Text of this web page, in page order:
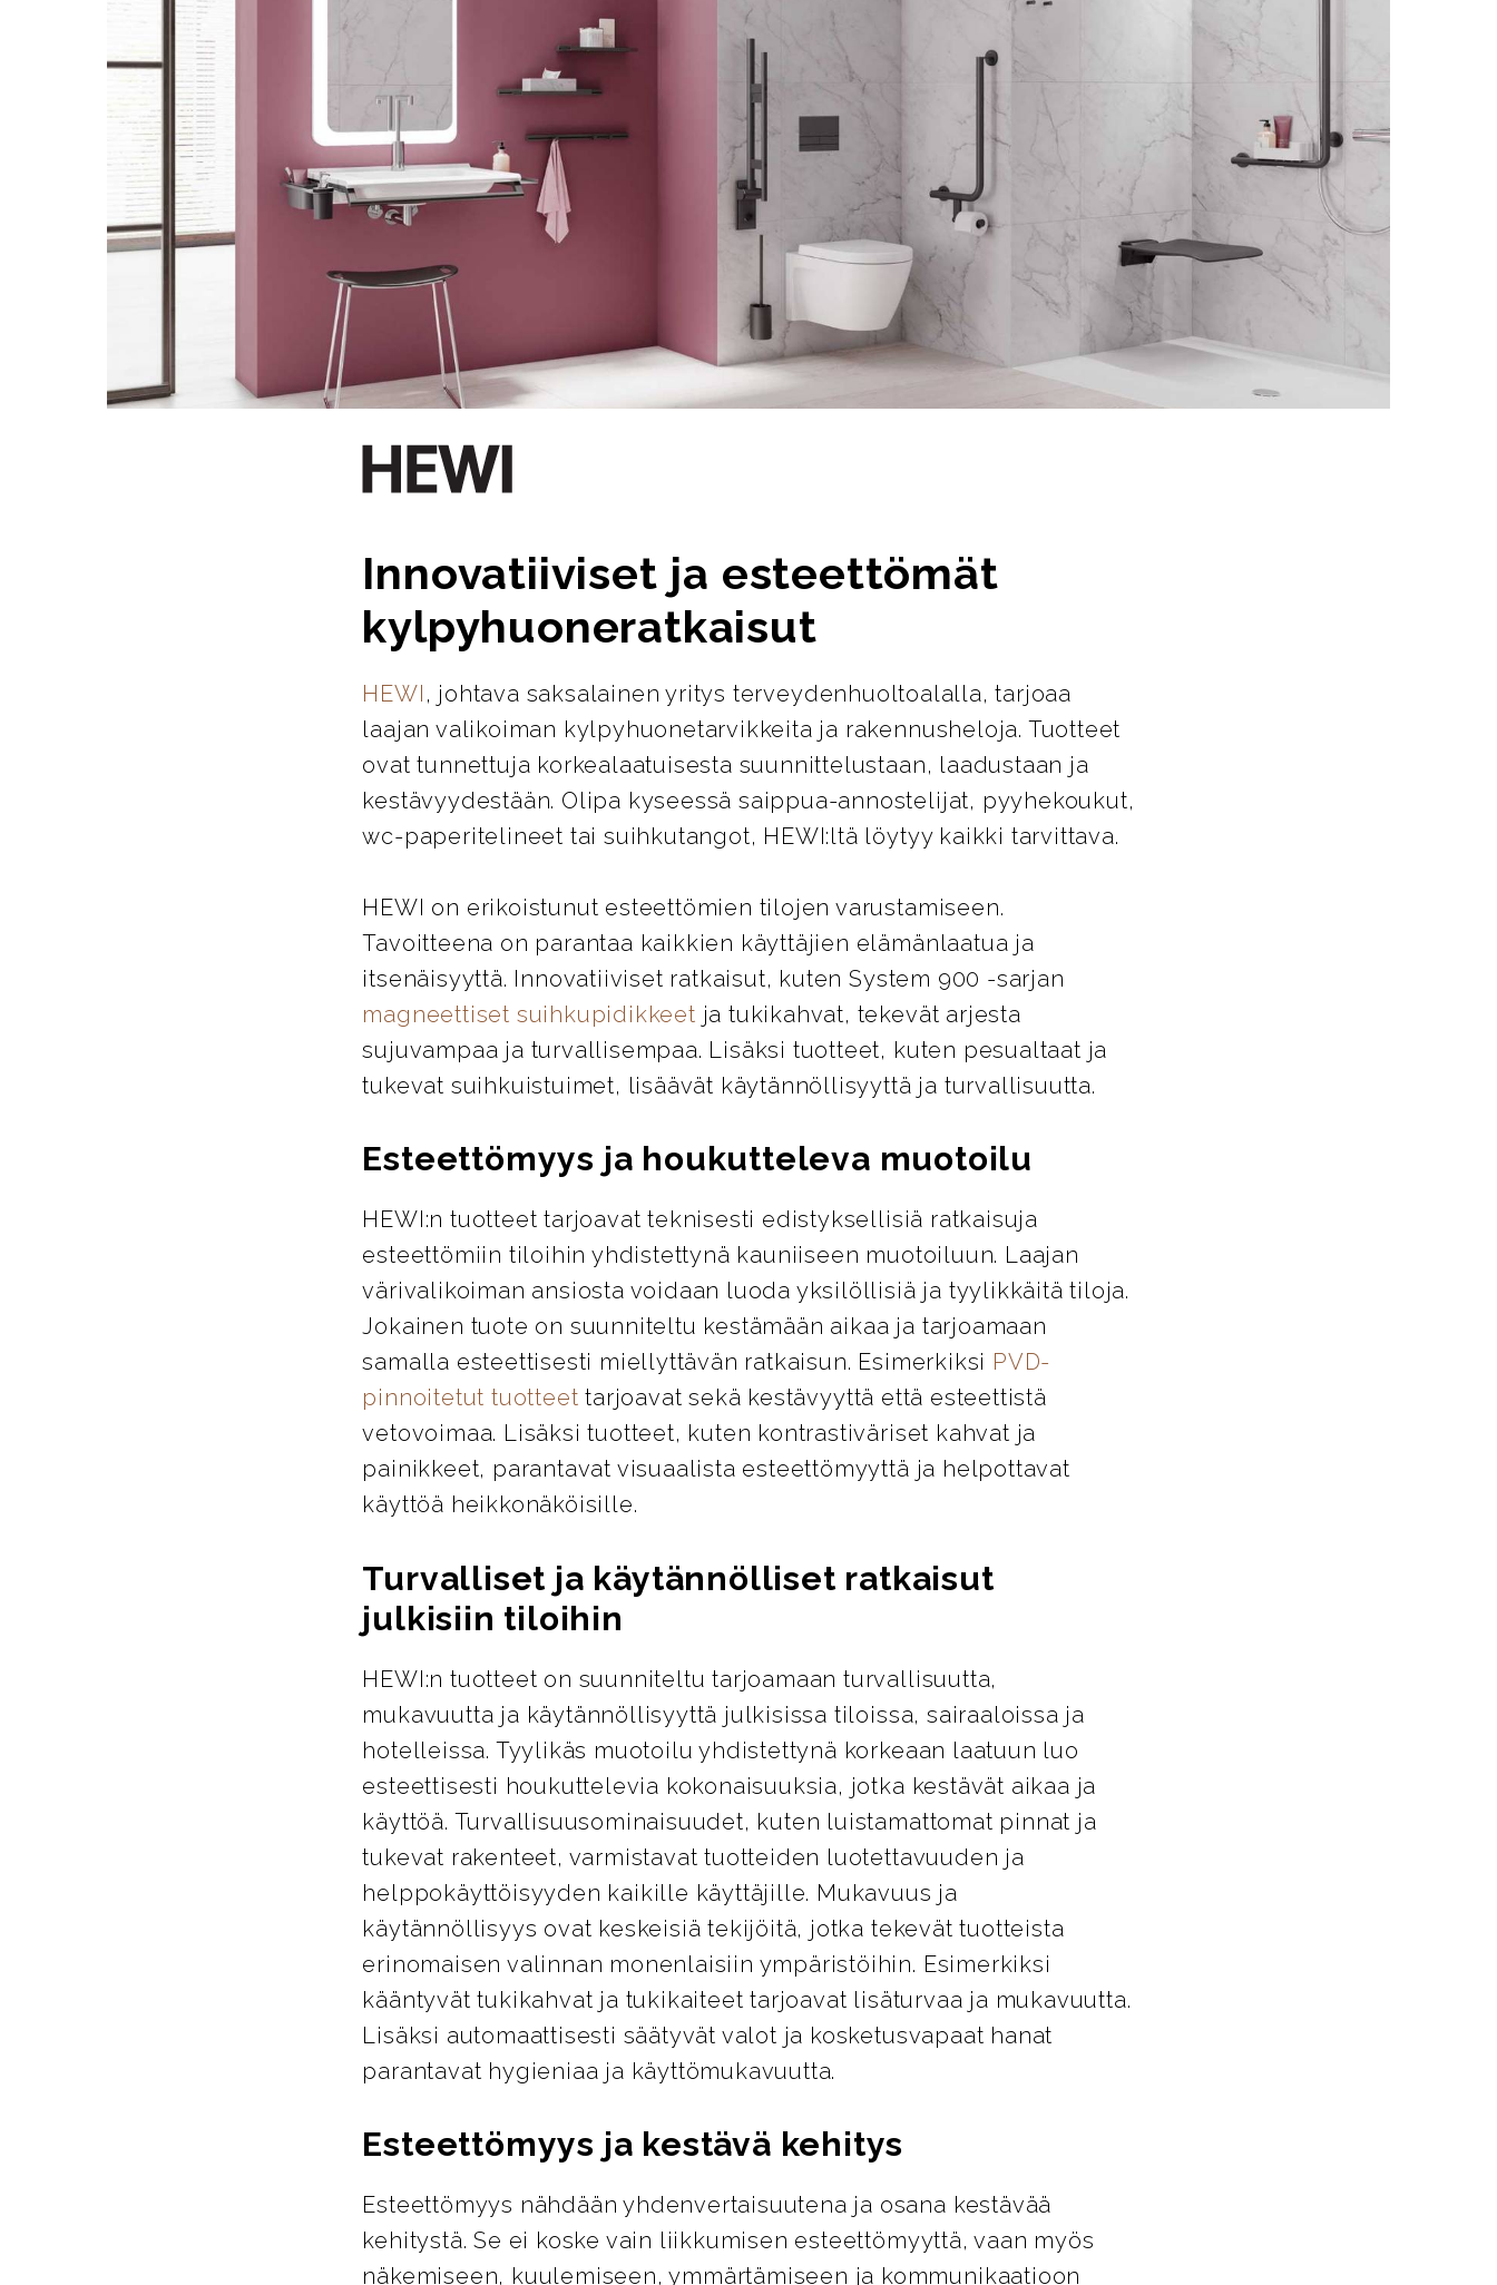
Innovatiiviset ja esteettömät
kylpyhuoneratkaisut
HEWI , johtava saksalainen yritys terveydenhuoltoalalla, tarjoaa
laajan valikoiman kylpyhuonetarvikkeita ja rakennusheloja. Tuotteet
ovat tunnettuja korkealaatuisesta suunnittelustaan, laadustaan ja
kestävyydestään. Olipa kyseessä saippua-annostelijat, pyyhekoukut,
wc-paperitelineet tai suihkutangot, HEWI:ltä löytyy kaikki tarvittava.
HEWI on erikoistunut esteettömien tilojen varustamiseen.
Tavoitteena on parantaa kaikkien käyttäjien elämänlaatua ja
itsenäisyyttä. Innovatiiviset ratkaisut, kuten System 900 -sarjan
magneettiset suihkupidikkeet ja tukikahvat, tekevät arjesta
sujuvampaa ja turvallisempaa. Lisäksi tuotteet, kuten pesualtaat ja
tukevat suihkuistuimet, lisäävät käytännöllisyyttä ja turvallisuutta.
Esteettömyys ja houkutteleva muotoilu
HEWI:n tuotteet tarjoavat teknisesti edistyksellisiä ratkaisuja
esteettömiin tiloihin yhdistettynä kauniiseen muotoiluun. Laajan
värivalikoiman ansiosta voidaan luoda yksilöllisiä ja tyylikkäitä tiloja.
Jokainen tuote on suunniteltu kestämään aikaa ja tarjoamaan
samalla esteettisesti miellyttävän ratkaisun. Esimerkiksi PVD-
pinnoitetut tuotteet tarjoavat sekä kestävyyttä että esteettistä
vetovoimaa. Lisäksi tuotteet, kuten kontrastiväriset kahvat ja
painikkeet, parantavat visuaalista esteettömyyttä ja helpottavat
käyttöä heikkonäköisille.
Turvalliset ja käytännölliset ratkaisut
julkisiin tiloihin
HEWI:n tuotteet on suunniteltu tarjoamaan turvallisuutta,
mukavuutta ja käytännöllisyyttä julkisissa tiloissa, sairaaloissa ja
hotelleissa. Tyylikäs muotoilu yhdistettynä korkeaan laatuun luo
esteettisesti houkuttelevia kokonaisuuksia, jotka kestävät aikaa ja
käyttöä. Turvallisuusominaisuudet, kuten luistamattomat pinnat ja
tukevat rakenteet, varmistavat tuotteiden luotettavuuden ja
helppokäyttöisyyden kaikille käyttäjille. Mukavuus ja
käytännöllisyys ovat keskeisiä tekijöitä, jotka tekevät tuotteista
erinomaisen valinnan monenlaisiin ympäristöihin. Esimerkiksi
kääntyvät tukikahvat ja tukikaiteet tarjoavat lisäturvaa ja mukavuutta.
Lisäksi automaattisesti säätyvät valot ja kosketusvapaat hanat
parantavat hygieniaa ja käyttömukavuutta.
Esteettömyys ja kestävä kehitys
Esteettömyys nähdään yhdenvertaisuutena ja osana kestävää
kehitystä. Se ei koske vain liikkumisen esteettömyyttä, vaan myös
näkemiseen, kuulemiseen, ymmärtämiseen ja kommunikaatioon